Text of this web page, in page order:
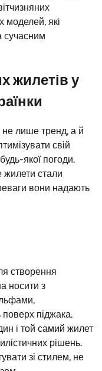
моделей, які
сучасним
жилетів у
не лише тренд, а й
свій
якої погоди.
жилети стали
вони надають
створення
носити з
піджака.
і той самий жилет
рішень.
зі стилем, не